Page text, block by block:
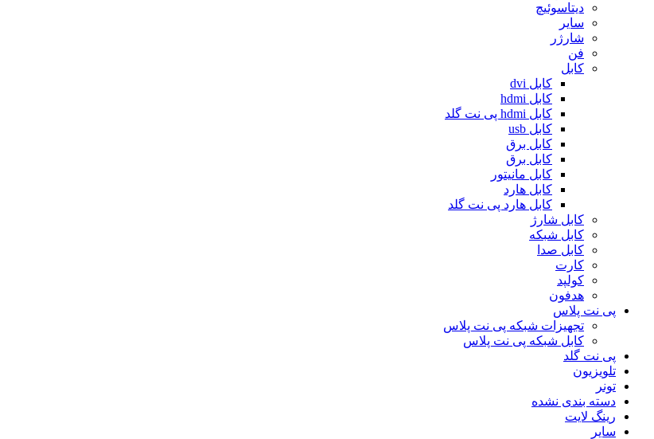
دیتاسوئیچ
سایر
شارژر
فن
کابل
کابل dvi
کابل hdmi
کابل hdmi پی نت گلد
کابل usb
کابل برق
کابل برق
کابل مانیتور
کابل هارد
کابل هارد پی نت گلد
کابل شارژ
کابل شبکه
کابل صدا
کارت
کولپد
هدفون
پی نت پلاس
تجهیزات شبکه پی نت پلاس
کابل شبکه پی نت پلاس
پی نت گلد
تلویزیون
تونر
دسته بندی نشده
رینگ لایت
سایر